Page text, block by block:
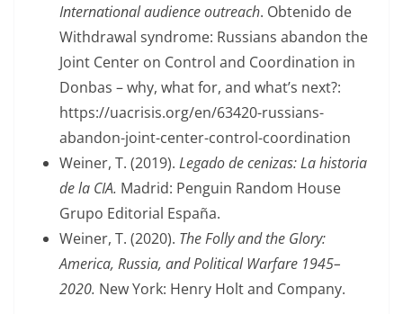
International audience outreach. Obtenido de
Withdrawal syndrome: Russians abandon the
Joint Center on Control and Coordination in
Donbas – why, what for, and what’s next?:
https://uacrisis.org/en/63420-russians-
abandon-joint-center-control-coordination
Weiner, T. (2019). Legado de cenizas: La historia
de la CIA. Madrid: Penguin Random House
Grupo Editorial España.
Weiner, T. (2020). The Folly and the Glory:
America, Russia, and Political Warfare 1945–
2020. New York: Henry Holt and Company.